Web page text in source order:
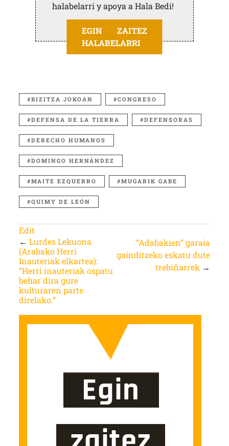
halabelarri y apoya a Hala Bedi!
EGIN ZAITEZ
HALABELARRI
BIZITZA JOKOAN CONGRESO
DEFENSA DE LA TIERRA DEFENSORAS
DERECHO HUMANOS
DOMINGO HERNÁNDEZ
MAITE EZQUERRO MUGARIK GABE
QUIMY DE LEÓN
Edit
← Lurdes Lekuona
(Arabako Herri
Inauteriak elkartea):
“Herri inauteriak ospatu
behar dira gure
kulturaren parte
direlako.”
“Adabakien” garaia
gainditzeko eskatu dute
trebiñarrek →